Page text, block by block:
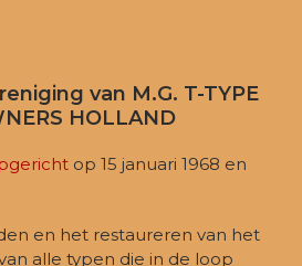
van M.G. T-TYPE
HOLLAND
op 15 januari 1968 en
en het restaureren van het
alle typen die in de loop